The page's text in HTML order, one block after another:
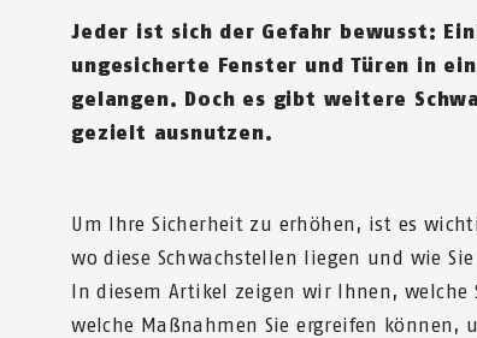
Jeder ist sich der Gefahr bewusst:
ungesicherte Fenster und Türen in
gelangen. Doch es gibt weitere
gezielt ausnutzen.
Um Ihre Sicherheit zu erhöhen, ist es
wo diese Schwachstellen liegen und wie
In diesem Artikel zeigen wir Ihnen, welche
welche Maßnahmen Sie ergreifen können,